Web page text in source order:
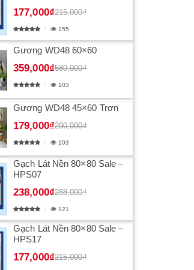
177,000₫215,000₫
155
Gương WD48 60×60
359,000₫580,000₫
103
Gương WD48 45×60 Trơn
179,000₫290,000₫
103
Gạch Lát Nền 80×80 Sale –
HPS07
238,000₫288,000₫
121
Gạch Lát Nền 80×80 Sale –
HPS17
177,000₫215,000₫